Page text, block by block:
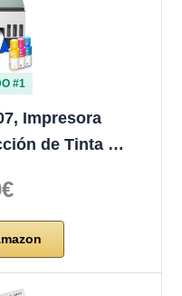
#1
Impresora
de Tinta …